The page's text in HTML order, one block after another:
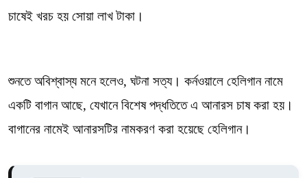
চাষেই খরচ হয় সোয়া লাখ টাকা।
শুনতে অবিশ্বাস্য মনে হলেও, ঘটনা সত্য। কর্নওয়ালে হেলিগান নামে
একটি বাগান আছে, যেখানে বিশেষ পদ্ধতিতে এ আনারস চাষ করা হয়।
বাগানের নামেই আনারসটির নামকরণ করা হয়েছে হেলিগান।